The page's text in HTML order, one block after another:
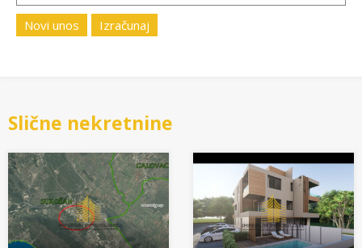
Novi unos Izračunaj
Slične nekretnine